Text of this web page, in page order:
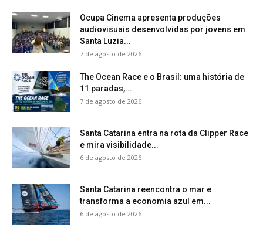
Ocupa Cinema apresenta produções
audiovisuais desenvolvidas por jovens em
Santa Luzia...
7 de agosto de 2026
The Ocean Race e o Brasil: uma história de
11 paradas,...
7 de agosto de 2026
Santa Catarina entra na rota da Clipper Race
e mira visibilidade...
6 de agosto de 2026
Santa Catarina reencontra o mar e
transforma a economia azul em...
6 de agosto de 2026